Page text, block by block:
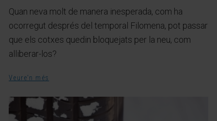
Quan neva molt de manera inesperada, com ha
ocorregut després del temporal Filomena, pot passar
que els cotxes quedin bloquejats per la neu, com
alliberar-los?
Veure'n més